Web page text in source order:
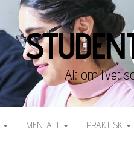
Alt om livet
MENTALT PRAKTISK